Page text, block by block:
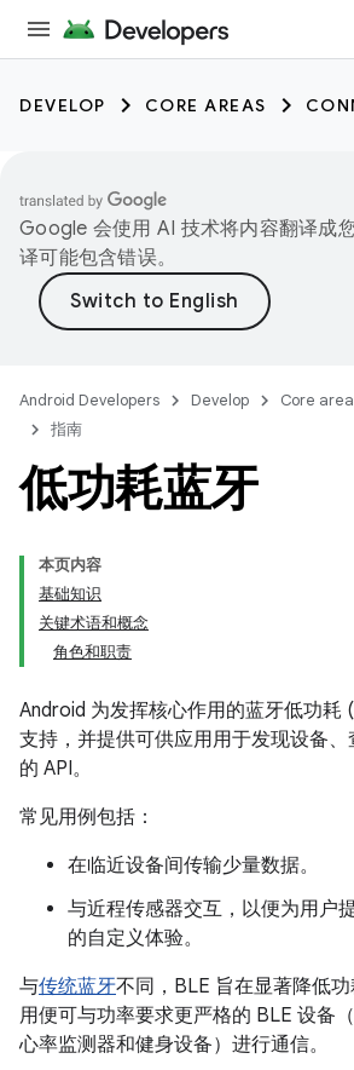
DEVELOP CORE AREAS
Google 会使用 AI 技术将内容翻译成
译可能包含错误。
Android Developers Develop Core
指南
低功耗蓝牙
本页内容
基础知识
关键术语和概念
角色和职责
Android 为发挥核心作用的蓝牙低功耗
支持，并提供可供应用用于发现设备
的 API。
常见用例包括：
在临近设备间传输少量数据。
与近程传感器交互，以便为用户
的自定义体验。
与传统蓝牙不同，BLE 旨在显著降低
用便可与功率要求更严格的 BLE 设备
心率监测器和健身设备）进行通信。